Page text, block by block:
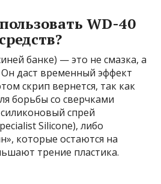
WD-40
банке) — это не смазка, а
даст временный эффект
скрип вернется, так как
борьбы со сверчками
спрей
Silicone), либо
которые остаются на
трение пластика.